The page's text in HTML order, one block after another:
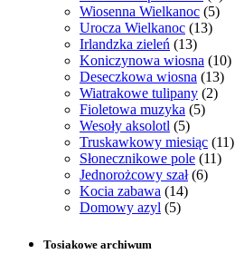
Wiosenna Wielkanoc (5)
Urocza Wielkanoc (13)
Irlandzka zieleń (13)
Koniczynowa wiosna (10)
Deseczkowa wiosna (13)
Wiatrakowe tulipany (2)
Fioletowa muzyka (5)
Wesoły aksolotl (5)
Truskawkowy miesiąc (11)
Słonecznikowe pole (11)
Jednorożcowy szał (6)
Kocia zabawa (14)
Domowy azyl (5)
Tosiakowe archiwum